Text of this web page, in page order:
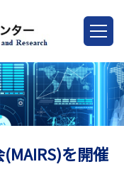
を開催